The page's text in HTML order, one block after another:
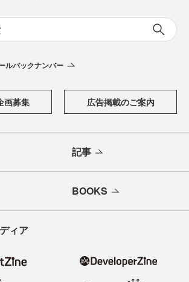
ルバックナンバー
画募集 広告掲載のご案内
記事
BOOKS
ィア